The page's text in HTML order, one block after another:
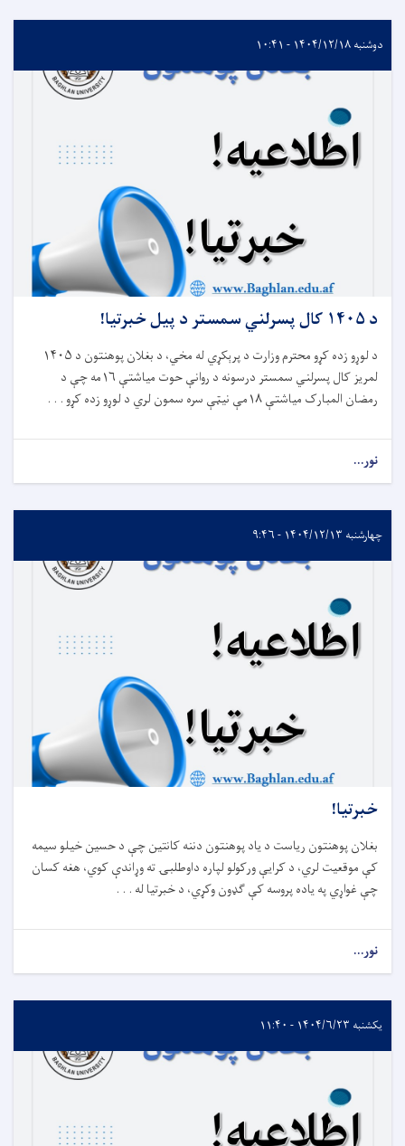
دوشنبه ۱۴۰۴/۱۲/۱۸ - ۱۰:۴۱
د ۱۴۰۵ کال پسرلني سمستر د پیل خبرتیا!
د لوړو زده کړو محترم وزارت د پرېکړي له مخي، د بغلان پوهنتون د ۱۴۰۵
لمریز کال پسرلني سمستر درسونه د روانې حوت میاشتې ۱۶مه چې د
رمضان المبارک میاشتې۱۸مې نیټې سره سمون لري د لوړو زده کړو . . .
نور...
چهارشنبه ۱۴۰۴/۱۲/۱۳ - ۹:۴۶
خبرتیا!
بغلان پوهنتون ریاست د یاد پوهنتون دننه کانتین چې د حسین خیلو سیمه
کې موقعیت لري، د کرایې ورکولو لپاره داوطلبۍ ته وړاندې کوي، هغه کسان
چې غواړي په یاده پروسه کې ګډون وکړي، د خبرتیا له . . .
نور...
یکشنبه ۱۴۰۴/۶/۲۳ - ۱۱:۴۰